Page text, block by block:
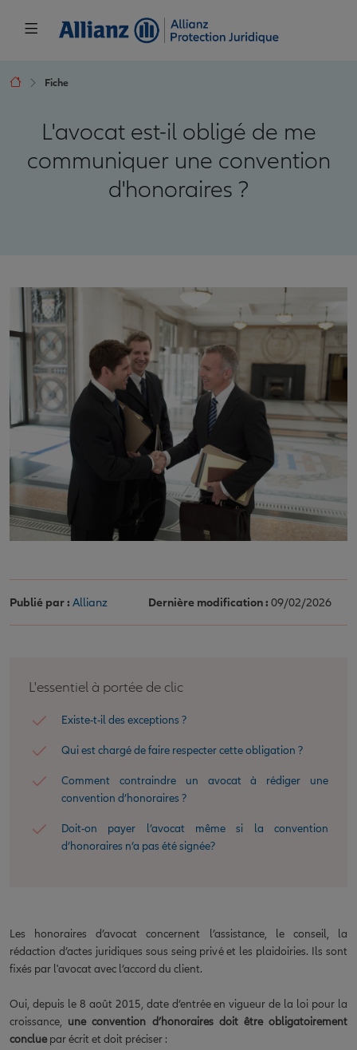
Fiche
L'avocat est-il obligé de me
communiquer une convention
d'honoraires ?
Publié par : Allianz Dernière modification : 09/02/2026
L'essentiel à portée de clic
Existe-t-il des exceptions ?
Qui est chargé de faire respecter cette obligation ?
Comment contraindre un avocat à rédiger une
convention d’honoraires ?
Doit-on payer l’avocat même si la convention
d’honoraires n’a pas été signée?
Les honoraires d’avocat concernent l’assistance, le conseil, la
rédaction d’actes juridiques sous seing privé et les plaidoiries. Ils sont
fixés par l'avocat avec l’accord du client.
Oui, depuis le 8 août 2015, date d’entrée en vigueur de la loi pour la
croissance, une convention d’honoraires doit être obligatoirement
concluepar écrit et doit préciser :